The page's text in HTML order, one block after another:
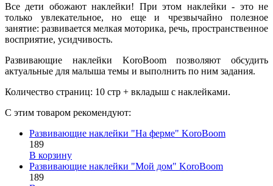
Все дети обожают наклейки! При этом наклейки - это не
только увлекательное, но еще и чрезвычайно полезное
занятие: развивается мелкая моторика, речь, пространственное
восприятие, усидчивость.
Развивающие наклейки KoroBoom позволяют обсудить
актуальные для малыша темы и выполнить по ним задания.
Количество страниц: 10 стр + вкладыш с наклейками.
С этим товаром рекомендуют:
Развивающие наклейки "На ферме" KoroBoom
189
В корзину
Развивающие наклейки "Мой дом" KoroBoom
189